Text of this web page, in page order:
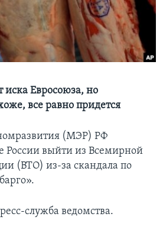
иска Евросоюза, но
все равно придется
(МЭР) РФ
России выйти из Всемирной
(ВТО) из-за скандала по
служба ведомства.